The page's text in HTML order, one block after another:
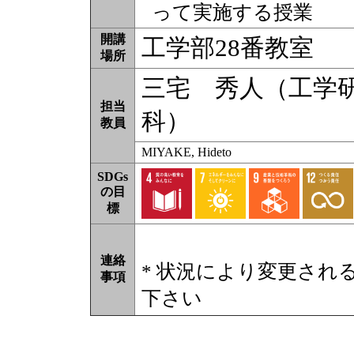
って実施する授業
開講
場所
工学部28番教室
担当
教員
三宅 秀人（工学
科）
MIYAKE, Hideto
SDGs
の目
標
連絡
事項
* 状況により変更され
下さい